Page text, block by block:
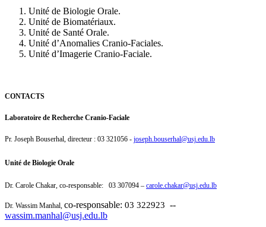
Unité de Biologie Orale.
Unité de Biomatériaux.
Unité de Santé Orale.
Unité d’Anomalies Cranio-Faciales.
Unité d’Imagerie Cranio-Faciale.
CONTACTS
Laboratoire de Recherche Cranio-Faciale
Pr. Joseph Bouserhal, directeur : 03 321056 - joseph.bouserhal@usj.edu.lb
Unité de Biologie Orale
Dr. Carole Chakar, co-responsable: 03 307094 – carole.chakar@usj.edu.lb
Dr. Wassim Manhal, co-responsable: 03 322923 --
wassim.manhal@usj.edu.lb